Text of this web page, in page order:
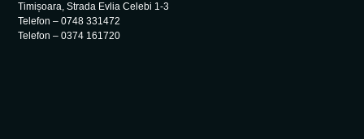
Timișoara, Strada Evlia Celebi 1-3
Telefon – 0748 331472
Telefon – 0374 161720